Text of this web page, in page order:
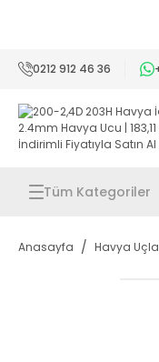
0212 912 46 36
Tüm Kategoriler
Anasayfa Havya